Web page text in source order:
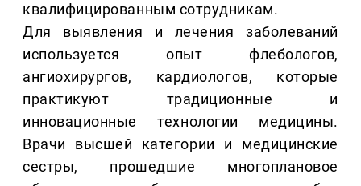
квалифицированным сотрудникам.
Для выявления и лечения заболеваний
используется опыт флебологов,
ангиохирургов, кардиологов, которые
практикуют традиционные и
инновационные технологии медицины.
Врачи высшей категории и медицинские
сестры, прошедшие многоплановое